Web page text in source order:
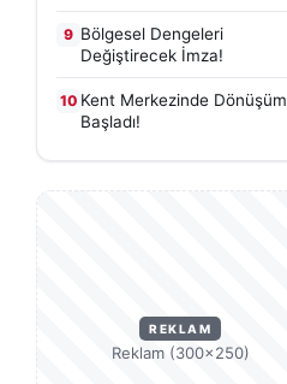
9 Bölgesel Dengeleri
Değiştirecek İmza!
10 Kent Merkezinde Dönüşüm
Başladı!
REKLAM
Reklam (300×250)